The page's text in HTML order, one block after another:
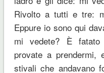
Rivolto a tutti e tre:
Eppure io sono qui
mi vedete? È fatato
provate a
stivali che andavano